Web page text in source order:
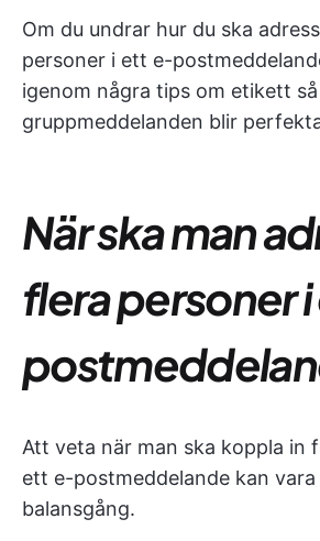
Om du undrar hur du ska
personer i ett e-
igenom några tips om etikett
gruppmeddelanden blir
När ska man
flera personer
Att veta när man ska koppla in
ett e-postmeddelande kan vara
balansgång.